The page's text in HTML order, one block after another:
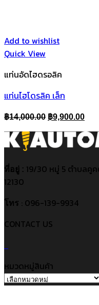
Add to wishlist
Quick View
แท่นอัดไฮดรอลิค
แท่นไฮโดรลิค เล็ก
฿14,000.00 Original
was:
฿9,900.00
is:
ที่อยู่ : 19/30 หมู่ 5 ตำบลคู
12130
โทร : 096-139-9934
CONTACT US
หมวดหมู่สินค้า